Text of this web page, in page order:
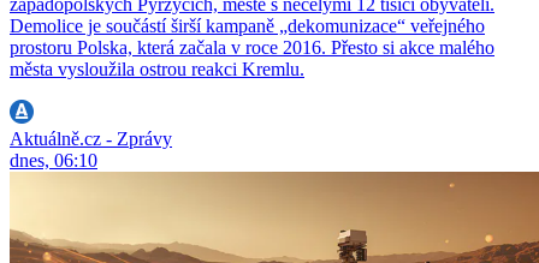
Demolice je součástí širší kampaně „dekomunizace“ veřejného
prostoru Polska, která začala v roce 2016. Přesto si akce malého
města vysloužila ostrou reakci Kremlu.
Aktuálně.cz - Zprávy
dnes, 06:10